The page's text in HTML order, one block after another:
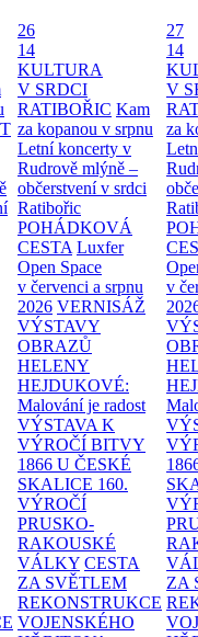
26
14
KULTURA
V SRDCI
RATIBOŘIC Kam
za kopanou v srpnu
Letní koncerty v
Rudrově mlýně –
občerstvení v srdci
Ratibořic
POHÁDKOVÁ
CESTA Luxfer
Open Space
v červenci a srpnu
2026 VERNISÁŽ
VÝSTAVY
OBRAZŮ
HELENY
HEJDUKOVÉ:
Malování je radost
VÝSTAVA K
VÝROČÍ BITVY
1866 U ČESKÉ
SKALICE 160.
VÝROČÍ
PRUSKO-
RAKOUSKÉ
VÁLKY CESTA
ZA SVĚTLEM
REKONSTRUKCE
VOJENSKÉHO
27
14
V
za
v
ZA